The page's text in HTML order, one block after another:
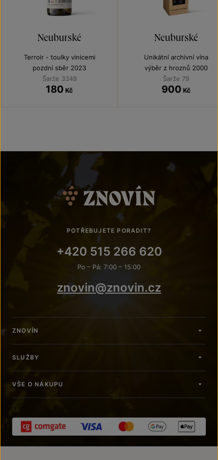
Neuburské
Terroir - toulky vinicemi
pozdní sběr 2023
Šarže 3349
180 Kč
Neuburské
Unikátní archivní vína
výběr z hroznů 2000
Šarže 79
900 Kč
POTŘEBUJETE PORADIT?
+420 515 266 620
Po – Pá: 7:00 – 15:00
znovin@znovin.cz
ZNOVÍN
SLUŽBY
VŠE O NÁKUPU